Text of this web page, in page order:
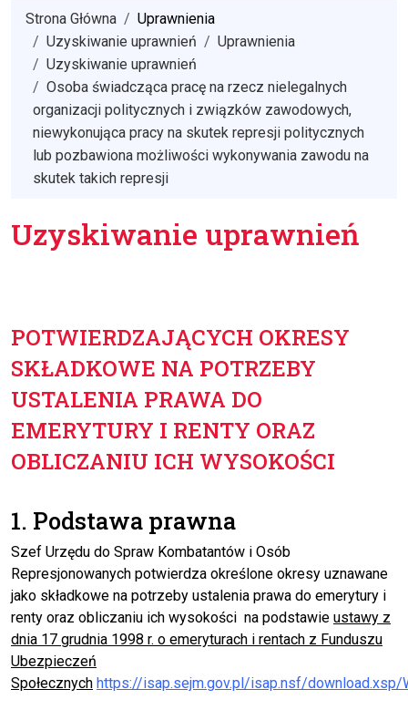
Strona Główna
Uprawnienia
Uzyskiwanie uprawnień
Uprawnienia
Uzyskiwanie uprawnień
Osoba świadcząca pracę na rzecz nielegalnych
organizacji politycznych i związków zawodowych,
niewykonująca pracy na skutek represji politycznych
lub pozbawiona możliwości wykonywania zawodu na
skutek takich represji
Uzyskiwanie uprawnień
POTWIERDZAJĄCYCH OKRESY
SKŁADKOWE NA POTRZEBY
USTALENIA PRAWA DO
EMERYTURY I RENTY ORAZ
OBLICZANIU ICH WYSOKOŚCI
1. Podstawa prawna
Szef Urzędu do Spraw Kombatantów i Osób
Represjonowanych potwierdza określone okresy uznawane
jako składkowe na potrzeby ustalenia prawa do emerytury i
renty oraz obliczaniu ich wysokości na podstawie ustawy z
dnia 17 grudnia 1998 r. o emeryturach i rentach z Funduszu
Ubezpieczeń
Społecznych https://isap.sejm.gov.pl/isap.nsf/